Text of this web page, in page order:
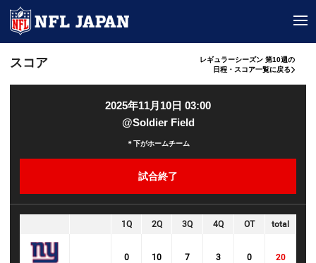
スコア
レギュラーシーズン 第10週の
日程・スコア一覧に戻る
2025年11月10日 03:00
@Soldier Field
＊下がホームチーム
試合終了
1Q 2Q 3Q 4Q OT total
0 10 7 3 0 20